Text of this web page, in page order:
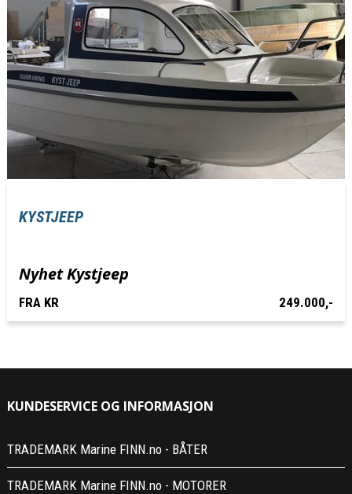
KYSTJEEP
Nyhet Kystjeep
FRA KR 249.000,-
KUNDESERVICE OG INFORMASJON
TRADEMARK Marine FINN.no - BÅTER
TRADEMARK Marine FINN.no - MOTORER